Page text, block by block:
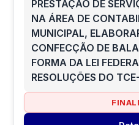
PRESTAÇÃO DE
NA ÁREA DE
MUNICIPAL,
CONFECÇÃO DE
FORMA DA LEI
RESOLUÇÕES DO